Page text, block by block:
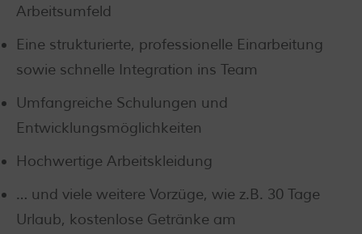
Arbeitsumfeld
Eine strukturierte, professionelle Einarbeitung
sowie schnelle Integration ins Team
Umfangreiche Schulungen und
Entwicklungsmöglichkeiten
Hochwertige Arbeitskleidung
… und viele weitere Vorzüge, wie z.B. 30 Tage
Urlaub, kostenlose Getränke am